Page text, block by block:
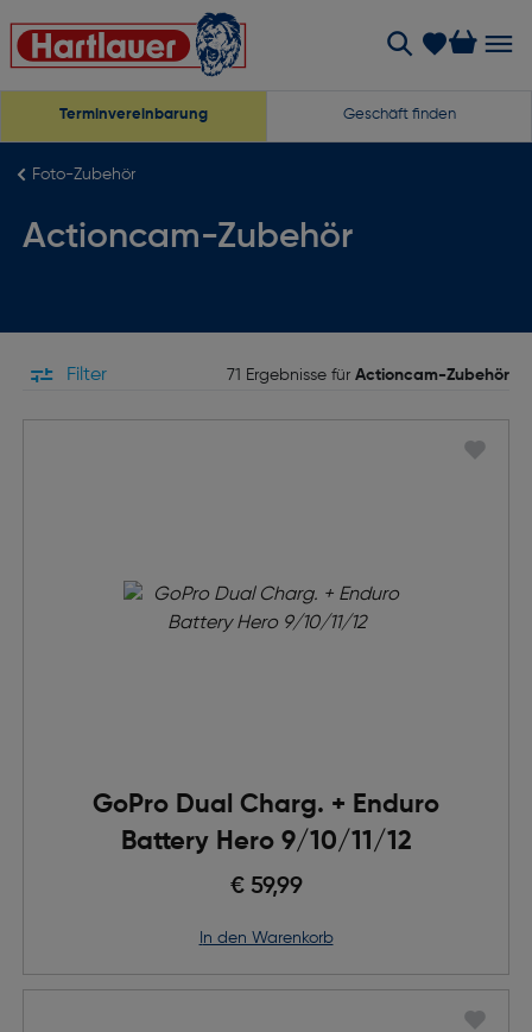
Terminvereinbarung Geschäft finden
Foto-Zubehör
Actioncam-Zubehör
Filter 71 Ergebnisse für Actioncam-Zubehör
GoPro Dual Charg. + Enduro
Battery Hero 9/10/11/12
€ 59,99
in den Warenkorb